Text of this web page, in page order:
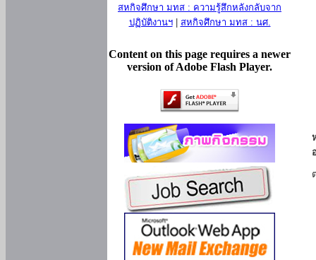
สหกิจศึกษา มทส : ความรู้สึกหลังกลับจาก
ปฏิบัติงานฯ| สหกิจศึกษา มทส : นศ.
Content on this page requires a newer
version of Adobe Flash Player.